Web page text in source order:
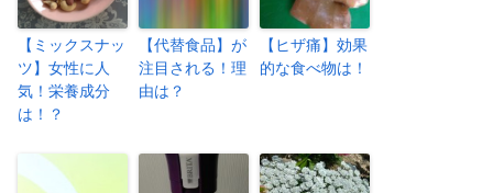
【ミックスナッ
ツ】女性に人
気！栄養成分
は！？
【代替食品】が
注目される！理
由は？
【ヒザ痛】効果
的な食べ物は！